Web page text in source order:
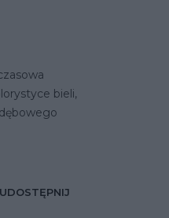
bieli,
UDOSTĘPNIJ